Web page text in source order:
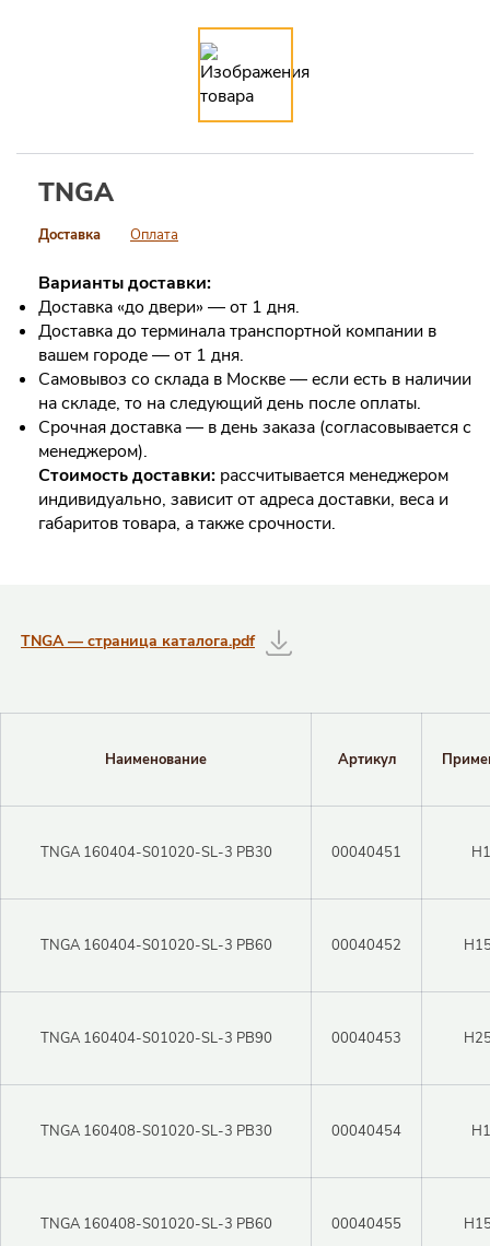
TNGA
Доставка Оплата
Варианты доставки:
Доставка «до двери» — от 1 дня.
Доставка до терминала транспортной компании в
вашем городе — от 1 дня.
Самовывоз со склада в Москве — если есть в наличии
на складе, то на следующий день после оплаты.
Срочная доставка — в день заказа (согласовывается с
менеджером).
Стоимость доставки: рассчитывается менеджером
индивидуально, зависит от адреса доставки, веса и
габаритов товара, а также срочности.
Таблицы с информацией о товаре
TNGA — страница каталога.pdf
Наименование Артикул
TNGA 160404-S01020-SL-3 PB30 00040451
TNGA 160404-S01020-SL-3 PB60 00040452
TNGA 160404-S01020-SL-3 PB90 00040453
TNGA 160408-S01020-SL-3 PB30 00040454
TNGA 160408-S01020-SL-3 PB60 00040455